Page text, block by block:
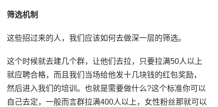
筛选机制
这些招过来的人，我们应该如何去做深一层的筛选。
这个时候就去建几个群，让他们去拉，只要拉满50人以上
就应聘合格，而且我们当场给他发十几块钱的红包奖励，
然后进入我们的培训。也就是需要做什么?这个标准你可以
自己去定，一般而言群拉满400人以上，女性粉丝那就可以